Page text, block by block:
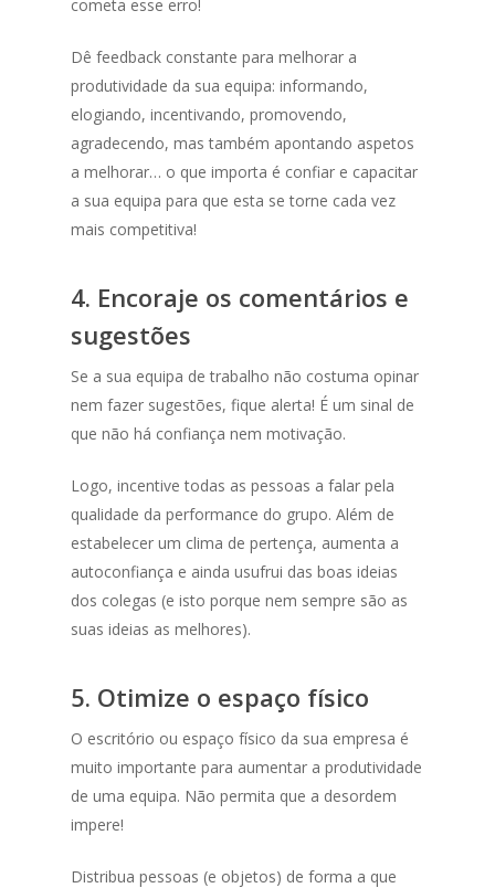
cometa esse erro!
Dê feedback constante para melhorar a
produtividade da sua equipa: informando,
elogiando, incentivando, promovendo,
agradecendo, mas também apontando aspetos
a melhorar… o que importa é confiar e capacitar
a sua equipa para que esta se torne cada vez
mais competitiva!
4. Encoraje os comentários e
sugestões
Se a sua equipa de trabalho não costuma opinar
nem fazer sugestões, fique alerta! É um sinal de
que não há confiança nem motivação.
Logo, incentive todas as pessoas a falar pela
qualidade da performance do grupo. Além de
estabelecer um clima de pertença, aumenta a
autoconfiança e ainda usufrui das boas ideias
dos colegas (e isto porque nem sempre são as
suas ideias as melhores).
5. Otimize o espaço físico
O escritório ou espaço físico da sua empresa é
muito importante para aumentar a produtividade
de uma equipa. Não permita que a desordem
impere!
Distribua pessoas (e objetos) de forma a que